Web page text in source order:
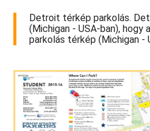
Detroit térkép parkolás.
(Michigan - USA-ban),
parkolás térkép (Michigan -